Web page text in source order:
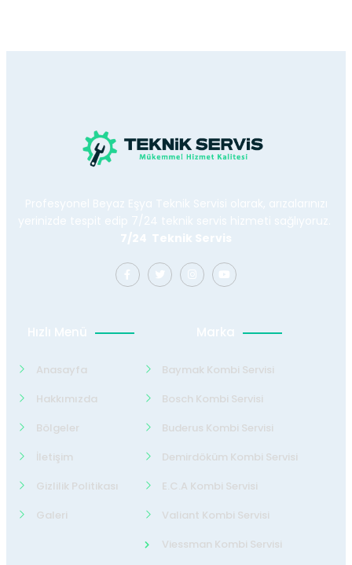
Profesyonel Beyaz Eşya Teknik Servisi olarak, arızalarınızı
yerinizde tespit edip 7/24 teknik servis hizmeti sağlıyoruz.
7/24 Teknik Servis
Hızlı Menü
Anasayfa
Hakkımızda
Bölgeler
İletişim
Gizlilik Politikası
Galeri
Marka
Baymak Kombi Servisi
Bosch Kombi Servisi
Buderus Kombi Servisi
Demirdöküm Kombi Servisi
E.C.A Kombi Servisi
Valiant Kombi Servisi
Viessman Kombi Servisi